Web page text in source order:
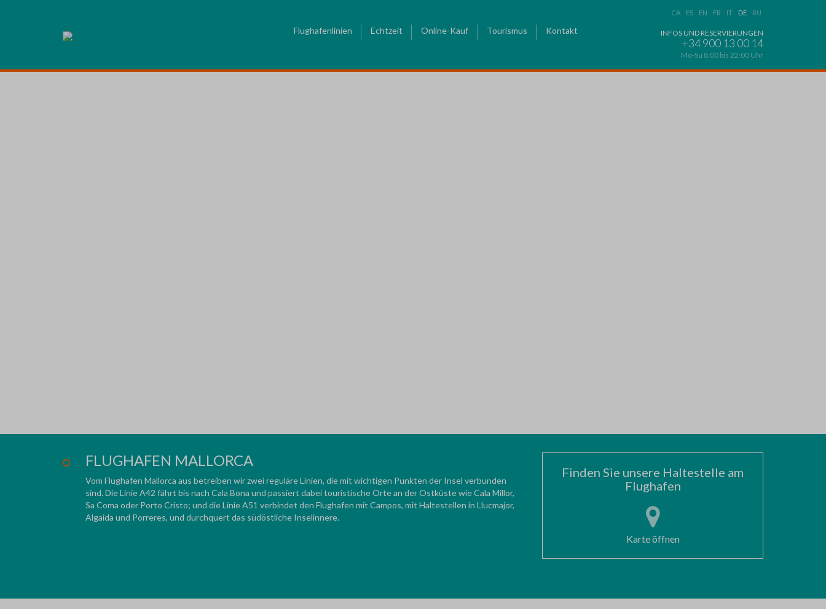
Flughafenlinien Echtzeit Online-Kauf Tourismus Kontakt
CA ES EN FR IT DE RU
INFOS UND RESERVIERUNGEN
+34 900 13 00 14
Mo-Su 8:00 bis 22:00 Uhr
FLUGHAFEN MALLORCA
Vom Flughafen Mallorca aus betreiben wir zwei reguläre Linien, die mit wichtigen Punkten der Insel verbunden
sind. Die Linie A42 fährt bis nach Cala Bona und passiert dabei touristische Orte an der Ostküste wie Cala Millor,
Sa Coma oder Porto Cristo; und die Linie A51 verbindet den Flughafen mit Campos, mit Haltestellen in Llucmajor,
Algaida und Porreres, und durchquert das südöstliche Inselinnere.
Finden Sie unsere Haltestelle am
Flughafen
Karte öffnen